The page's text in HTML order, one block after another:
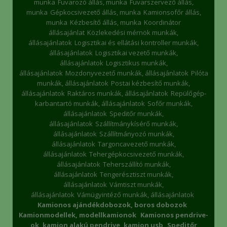
munka Fuvarozó állás, munka Fuvarszervező állás,
munka Gépkocsivezető állás, munka Kamionsofőr állás,
munka Kézbesítő állás, munka Koordinátor
állásajánlat Közlekedési mérnök munkák,
állásajánlatok Logisztikai és ellátási kontroller munkák,
állásajánlatok Logisztikai vezető munkák,
állásajánlatok Logisztikus munkák,
állásajánlatok Mozdonyvezető munkák, állásajánlatok Pilóta
munkák, állásajánlatok Postai kézbesítő munkák,
állásajánlatok Raktáros munkák, állásajánlatok Repülőgép-
karbantartó munkák, állásajánlatok Sofőr munkák,
állásajánlatok Speditőr munkák,
állásajánlatok Szállítmánykísérő munkák,
állásajánlatok Szállítmányozó munkák,
állásajánlatok Targoncavezető munkák,
állásajánlatok Tehergépkocsivezető munkák,
állásajánlatok Teherszállító munkák,
állásajánlatok Tengerésztiszt munkák,
állásajánlatok Vámtiszt munkák,
állásajánlatok Vámügyintéző munkák, állásajánlatok
Kamionos ajándékdobozok, boros dobozok
Kamionmodellek, modellkamionok Kamionos pendrive-
ok, kamion alakú pendrive, kamion usb Speditőr